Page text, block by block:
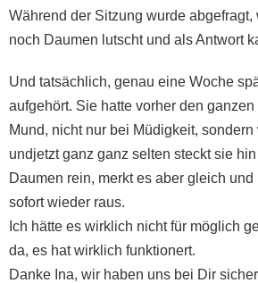
Während der Sitzung wurde abgefragt,
noch Daumen lutscht und als Antwort
Und tatsächlich, genau eine Woche
aufgehört. Sie hatte vorher den
Mund, nicht nur bei Müdigkeit,
undjetzt ganz ganz selten steckt sie
Daumen rein, merkt es aber gleich und
sofort wieder raus.
Ich hätte es wirklich nicht für möglich
da, es hat wirklich funktionert.
Danke Ina, wir haben uns bei Dir